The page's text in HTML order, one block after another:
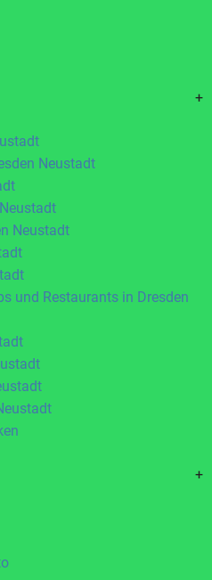
+
Neustadt
Neustadt
und Restaurants in Dresden
+